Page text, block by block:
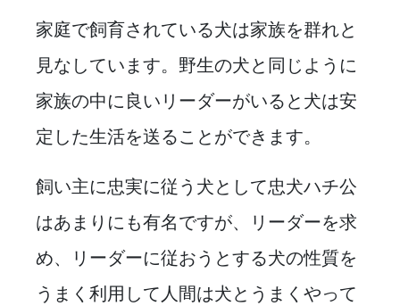
家庭で飼育されている犬は家族を群れと
見なしています。野生の犬と同じように
家族の中に良いリーダーがいると犬は安
定した生活を送ることができます。
飼い主に忠実に従う犬として忠犬ハチ公
はあまりにも有名ですが、リーダーを求
め、リーダーに従おうとする犬の性質を
うまく利用して人間は犬とうまくやって